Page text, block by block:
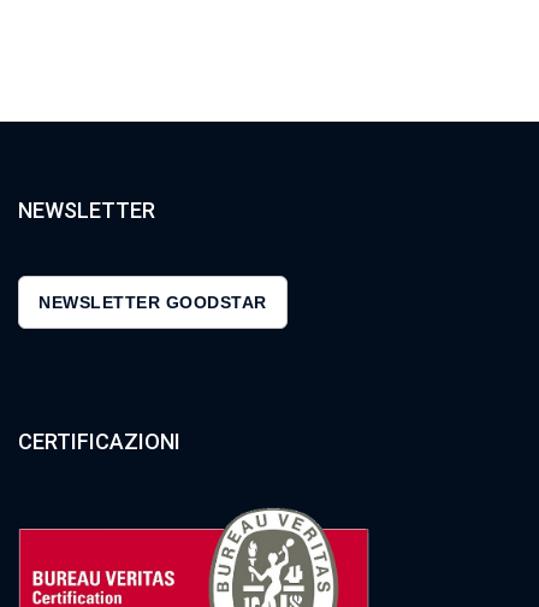
NEWSLETTER
NEWSLETTER GOODSTAR
CERTIFICAZIONI